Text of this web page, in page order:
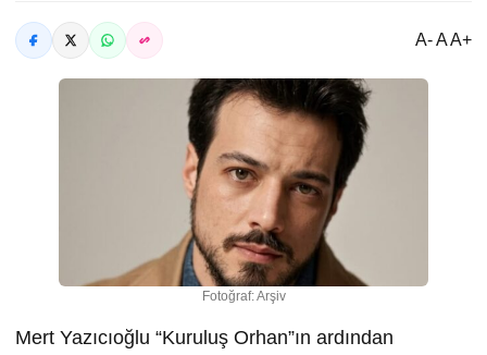
A- A A+
Fotoğraf: Arşiv
Mert Yazıcıoğlu “Kuruluş Orhan”ın ardından